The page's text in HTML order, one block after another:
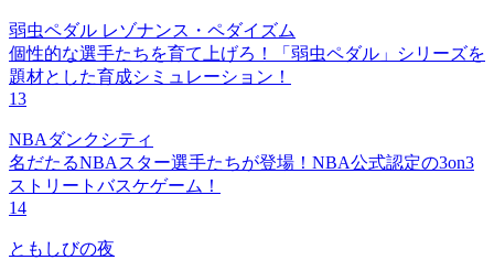
弱虫ペダル レゾナンス・ペダイズム
個性的な選手たちを育て上げろ！「弱虫ペダル」シリーズを
題材とした育成シミュレーション！
13
NBAダンクシティ
名だたるNBAスター選手たちが登場！NBA公式認定の3on3
ストリートバスケゲーム！
14
ともしびの夜